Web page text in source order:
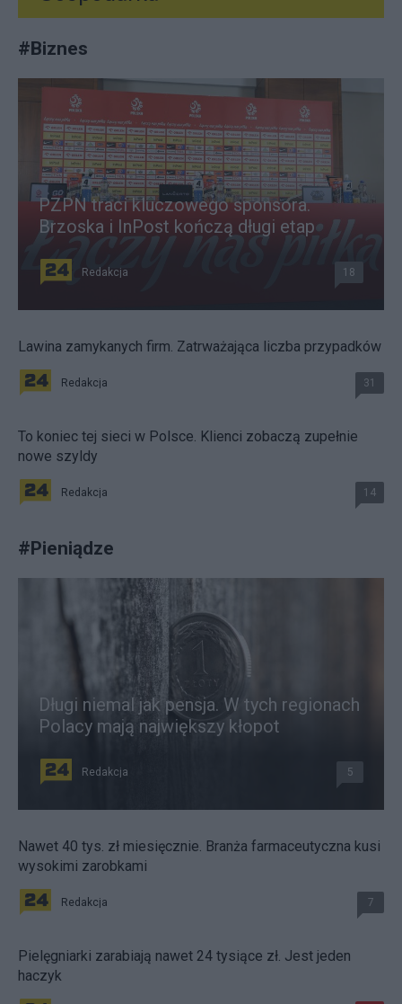
#Biznes
PZPN traci kluczowego sponsora.
Brzoska i InPost kończą długi etap
Redakcja 18
Lawina zamykanych firm. Zatrważająca liczba przypadków
Redakcja 31
To koniec tej sieci w Polsce. Klienci zobaczą zupełnie
nowe szyldy
Redakcja 14
#Pieniądze
Długi niemal jak pensja. W tych regionach
Polacy mają największy kłopot
Redakcja 5
Nawet 40 tys. zł miesięcznie. Branża farmaceutyczna kusi
wysokimi zarobkami
Redakcja 7
Pielęgniarki zarabiają nawet 24 tysiące zł. Jest jeden
haczyk